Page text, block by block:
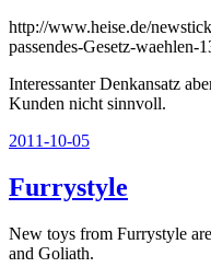
http://www.heise.de/
passendes-Gesetz-waehlen-
Interessanter Denkansatz
Kunden nicht sinnvoll.
Veröffentlicht
2011-10-05
Furrystyle
New toys from Furrystyle
and Goliath.